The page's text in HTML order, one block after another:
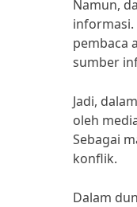
Namun,
pembaca
sumber
Jadi,
oleh
Sebagai
konflik.
Dalam